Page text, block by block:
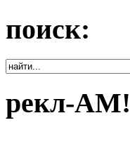
поиск:
рекл-